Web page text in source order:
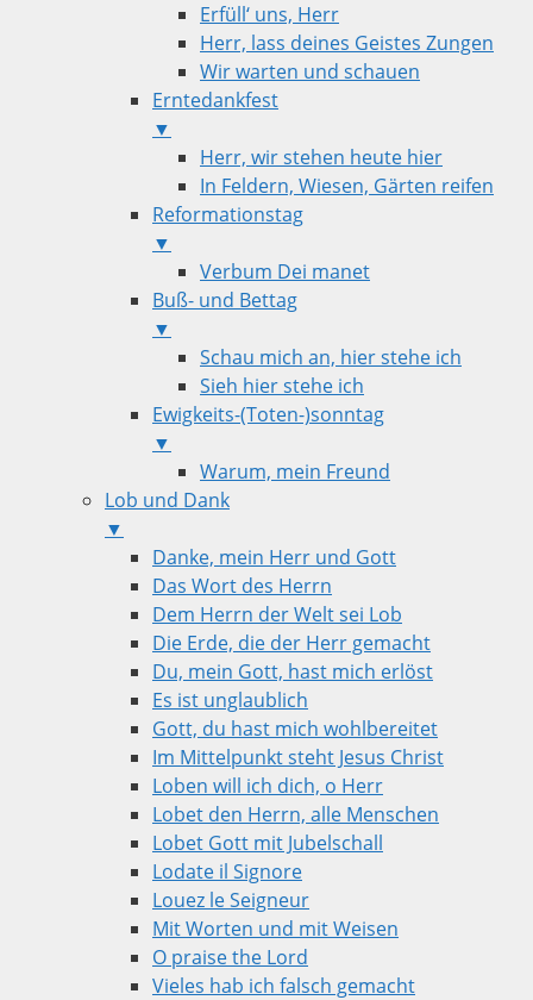
Erfüll‘ uns, Herr
Herr, lass deines Geistes Zungen
Wir warten und schauen
Erntedankfest
▼
Herr, wir stehen heute hier
In Feldern, Wiesen, Gärten reifen
Reformationstag
▼
Verbum Dei manet
Buß- und Bettag
▼
Schau mich an, hier stehe ich
Sieh hier stehe ich
Ewigkeits-(Toten-)sonntag
▼
Warum, mein Freund
Lob und Dank
▼
Danke, mein Herr und Gott
Das Wort des Herrn
Dem Herrn der Welt sei Lob
Die Erde, die der Herr gemacht
Du, mein Gott, hast mich erlöst
Es ist unglaublich
Gott, du hast mich wohlbereitet
Im Mittelpunkt steht Jesus Christ
Loben will ich dich, o Herr
Lobet den Herrn, alle Menschen
Lobet Gott mit Jubelschall
Lodate il Signore
Louez le Seigneur
Mit Worten und mit Weisen
O praise the Lord
Vieles hab ich falsch gemacht